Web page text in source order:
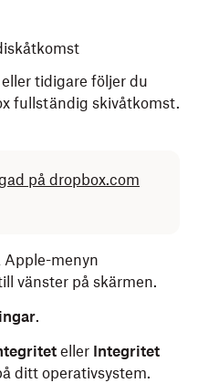
tidigare följer du
fullständig skivåtkomst.
på dropbox.com
Apple-menyn
vänster på skärmen.
.
eller Integritet
ditt operativsystem.